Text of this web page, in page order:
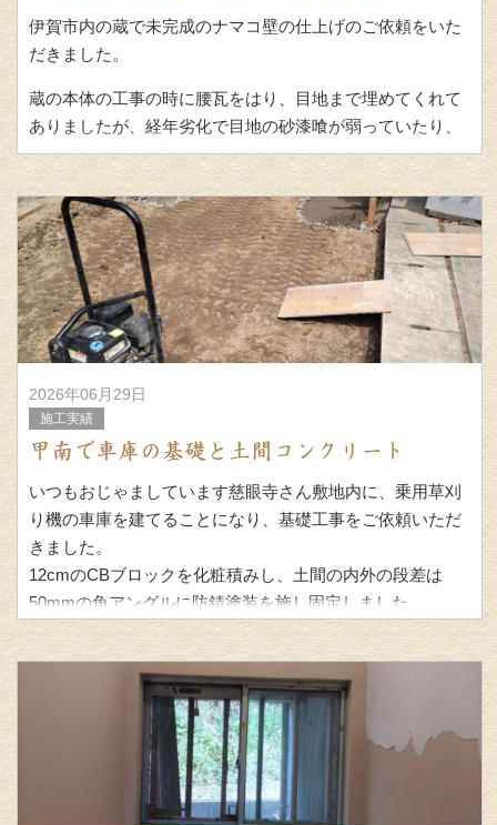
伊賀市内の蔵で未完成のナマコ壁の仕上げのご依頼をいた
だきました。
蔵の本体の工事の時に腰瓦をはり、目地まで埋めてくれて
ありましたが、経年劣化で目地の砂漆喰が弱っていたり、
修正を加えながらナマコ壁を進めています。
2026年06月29日
施工実績
甲南で車庫の基礎と土間コンクリート
いつもおじゃましています慈眼寺さん敷地内に、乗用草刈
り機の車庫を建てることになり、基礎工事をご依頼いただ
きました。
12cmのCBブロックを化粧積みし、土間の内外の段差は
50mmの角アングルに防錆塗装を施し固定しました。